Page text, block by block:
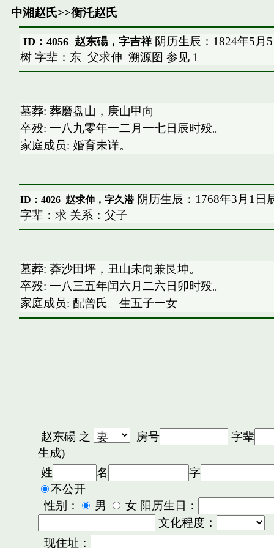
中湘赵氏>>衡汑赵氏
ID：4056 赵东碭，字吉祥阴历生辰：1824年5月
树 字辈：东 父求伸 溯源图 参见 1
墓葬: 葬磨盘山，庚山甲向
卒殁: 一八九零年一二月一七日辰时殁。
家庭成员: 婚育未详。
ID：4026 赵求伸，字久潜阴历生辰：1768年3月1日
字辈：求 关系：父子
墓葬: 莽沙田坪，丑山未向兼艮坤。
卒殁: 一八三五年闰六月二六日卯时殁。
家庭成员: 配曾氏。生五子一女
赵东碭 之 房号
字辈
生成)
姓
名
字
不公开
性别：
男
女 阳历生日：
文化程度：
现住址：